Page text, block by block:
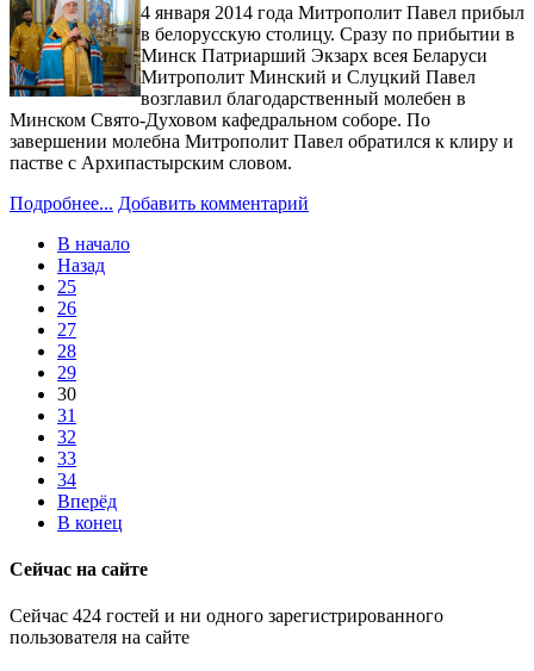
4 января 2014 года Митрополит Павел прибыл
в белорусскую столицу. Сразу по прибытии в
Минск Патриарший Экзарх всея Беларуси
Митрополит Минский и Слуцкий Павел
возглавил благодарственный молебен в
Минском Свято-Духовом кафедральном соборе. По
завершении молебна Митрополит Павел обратился к клиру и
пастве с Архипастырским словом.
Подробнее... Добавить комментарий
В начало
Назад
25
26
27
28
29
30
31
32
33
34
Вперёд
В конец
Сейчас на сайте
Сейчас 424 гостей и ни одного зарегистрированного
пользователя на сайте